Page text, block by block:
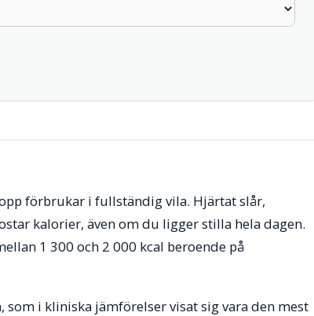
förbrukar i fullständig vila. Hjärtat slår,
kalorier, även om du ligger stilla hela dagen.
1 300 och 2 000 kcal beroende på
i kliniska jämförelser visat sig vara den mest